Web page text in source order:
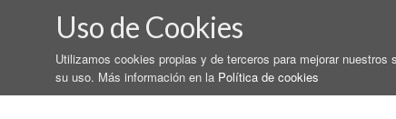
Uso de Cookies
Utilizamos cookies propias y de terceros para mejorar
su uso. Más información en la Política de cookies